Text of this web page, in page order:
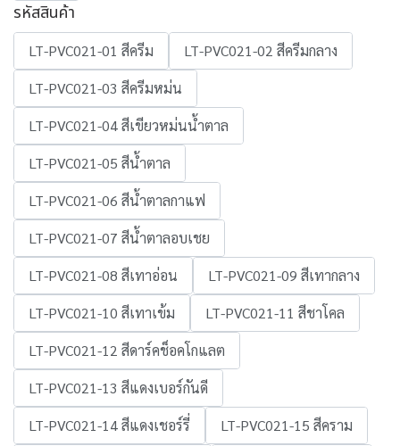
รหัสสินค้า
LT-PVC021-01 สีครีม
LT-PVC021-02 สีครีมกลาง
LT-PVC021-03 สีครีมหม่น
LT-PVC021-04 สีเขียวหม่นน้ำตาล
LT-PVC021-05 สีน้ำตาล
LT-PVC021-06 สีน้ำตาลกาแฟ
LT-PVC021-07 สีน้ำตาลอบเชย
LT-PVC021-08 สีเทาอ่อน
LT-PVC021-09 สีเทากลาง
LT-PVC021-10 สีเทาเข้ม
LT-PVC021-11 สีชาโคล
LT-PVC021-12 สีดาร์คช็อคโกแลต
LT-PVC021-13 สีแดงเบอร์กันดี
LT-PVC021-14 สีแดงเชอร์รี่
LT-PVC021-15 สีคราม